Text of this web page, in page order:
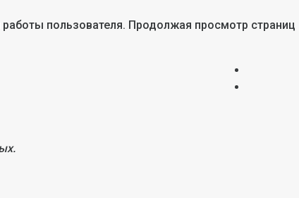
пользователя. Продолжая просмотр